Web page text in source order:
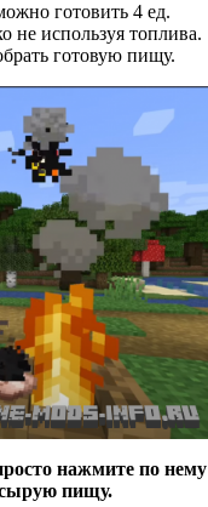
готовить 4 ед.
не используя топлива.
готовую пищу.
нажмите по нему
пищу.